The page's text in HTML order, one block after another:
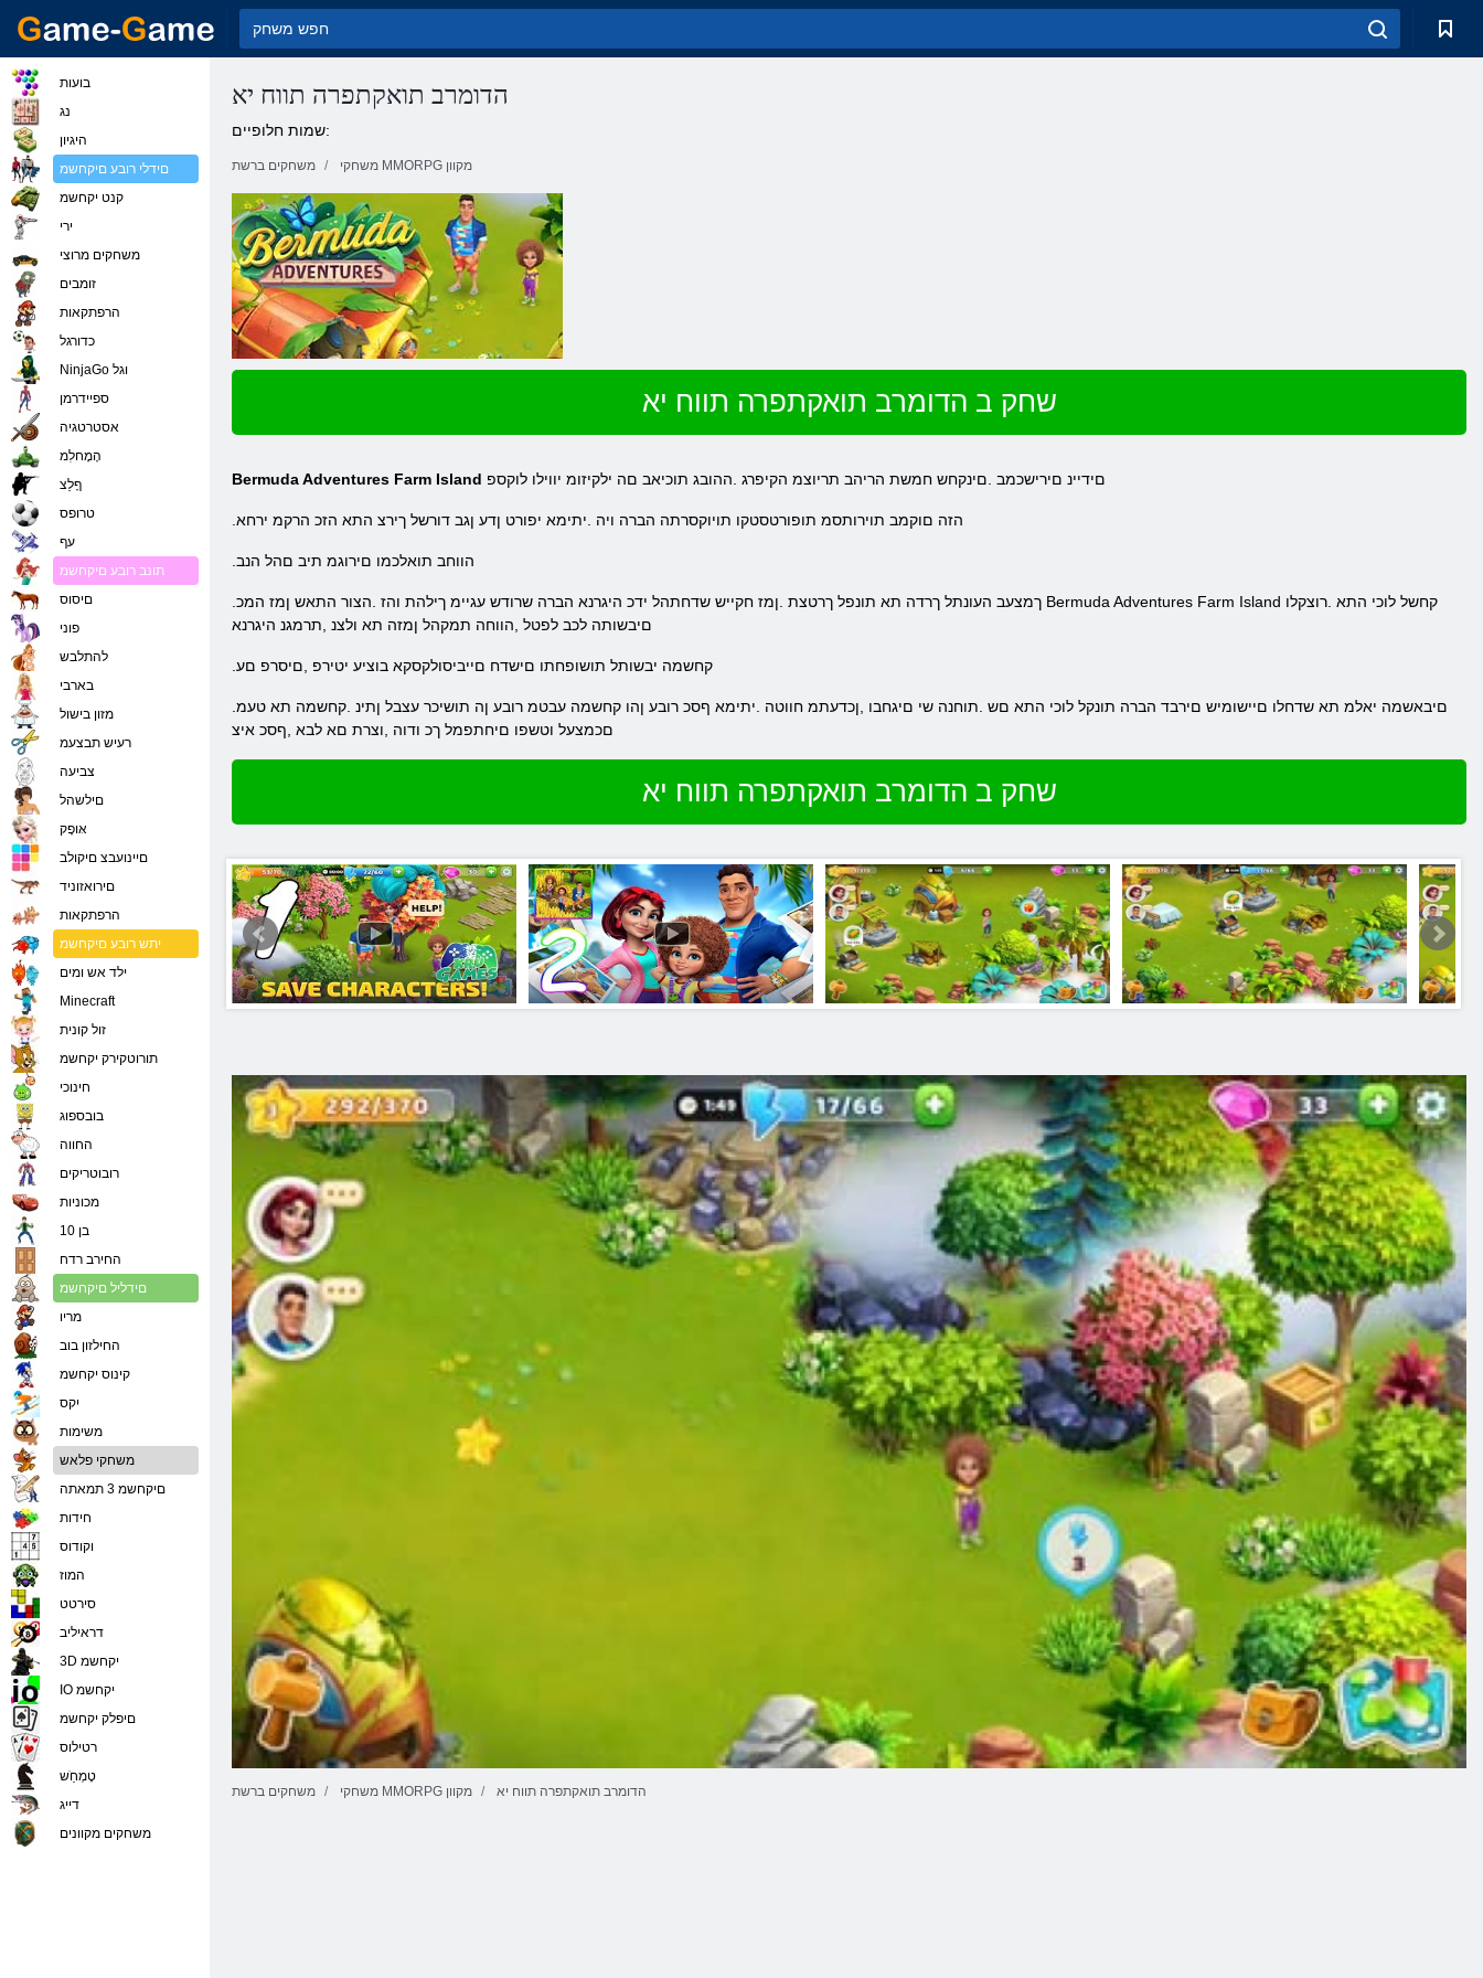
הדומרב תואקתפרה תווח יא
שמות חלופיים:
משחקים ברשת משחקי MMORPG מקוון
שחק ב הדומרב תואקתפרה תווח יא
Bermuda Adventures Farm Island םידיינ םירישכמב .םינקחש חמשת הריהב תריוצמ הקיפרג .ההובג תוכיאב םה ילקיזומ יווילו לוקספ
.הזה םוקמב תוירותסמ תופורטסטקו תויוקסרתה הברה ויה .יתימא יפורט ןדע ןגב דורשל ךירצ התא הזכ הרקמ ירחא
.הווחב תואלכמו םירוגמ תיב םהל הנב
םיבשותה לכב לפטל ,הווחה תמקהל ןמזה תא ולצנ ,תרמגנ היגרנא
.קחשמה יבשותל תושופחתו םישדח םייביסולקסקא בוציע יטירפ ,םיסרפ םע
םכמצעל וטשפו םיחתפמל ךכ ודוה ,וצרת םא לבא ,ףסכ איצ
שחק ב הדומרב תואקתפרה תווח יא
משחקים ברשת משחקי MMORPG מקוון הדומרב תואקתפרה תווח יא
בועות
נג
היגיון
םידלי רובע םיקחשמ
קנט יקחשמ
ירי
משחקים מרוצי
זומבים
הרפתקאות
כדורגל
NinjaGo וגל
ספיידרמן
אסטרטגיה
הָמָחלִמ
ףָלַצ
טרופס
עף
תונב רובע םיקחשמ
םיסוס
פוני
להתלבש
בארבי
מזון בישול
רעיש תבצעמ
צביעה
םילשהל
אּופָק
םיינועבצ םיקולב
םירואזוניד
הרפתקאות
יתש רובע םיקחשמ
ילד אש ומים
Minecraft
זול קונית
תורוטקירק יקחשמ
חינוכי
בובספוג
החווה
רובוטריקים
מכוניות
בן 10
החירב רדח
םידליל םיקחשמ
מריו
החילזון בוב
קינוס יקחשמ
יִקס
משימות
משחקי פלאש
םיקחשמ 3 תמאתה
חידות
וקודוס
המוז
סירטט
דראיליב
3D יקחשמ
IO יקחשמ
םיפלק יקחשמ
רטילוס
טָמְחַׁש
דייג
משחקים מקוונים